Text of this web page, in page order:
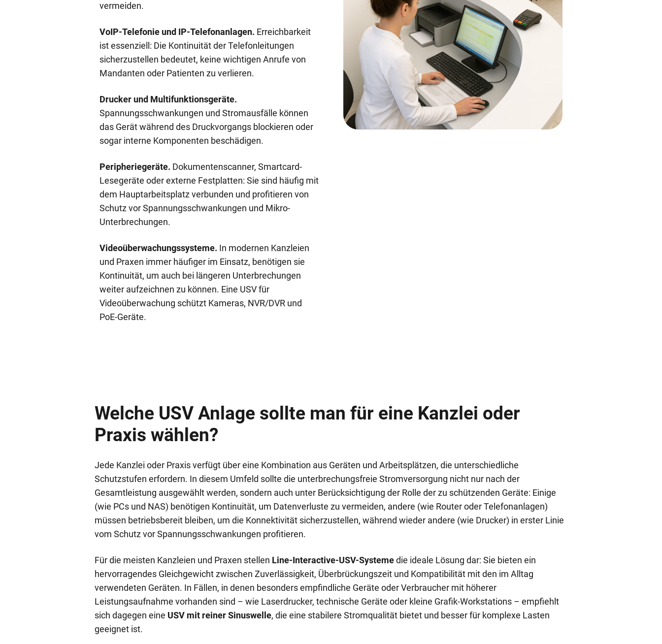
vermeiden.
VoIP-Telefonie und IP-Telefonanlagen. Erreichbarkeit
ist essenziell: Die Kontinuität der Telefonleitungen
sicherzustellen bedeutet, keine wichtigen Anrufe von
Mandanten oder Patienten zu verlieren.
Drucker und Multifunktionsgeräte.
Spannungsschwankungen und Stromausfälle können
das Gerät während des Druckvorgangs blockieren oder
sogar interne Komponenten beschädigen.
Peripheriegeräte. Dokumentenscanner, Smartcard-
Lesegeräte oder externe Festplatten: Sie sind häufig mit
dem Hauptarbeitsplatz verbunden und profitieren von
Schutz vor Spannungsschwankungen und Mikro-
Unterbrechungen.
Videoüberwachungssysteme. In modernen Kanzleien
und Praxen immer häufiger im Einsatz, benötigen sie
Kontinuität, um auch bei längeren Unterbrechungen
weiter aufzeichnen zu können. Eine USV für
Videoüberwachung schützt Kameras, NVR/DVR und
PoE-Geräte.
Welche USV Anlage sollte man für eine Kanzlei oder
Praxis wählen?
Jede Kanzlei oder Praxis verfügt über eine Kombination aus Geräten und Arbeitsplätzen, die unterschiedliche
Schutzstufen erfordern. In diesem Umfeld sollte die unterbrechungsfreie Stromversorgung nicht nur nach der
Gesamtleistung ausgewählt werden, sondern auch unter Berücksichtigung der Rolle der zu schützenden Geräte: Einige
(wie PCs und NAS) benötigen Kontinuität, um Datenverluste zu vermeiden, andere (wie Router oder Telefonanlagen)
müssen betriebsbereit bleiben, um die Konnektivität sicherzustellen, während wieder andere (wie Drucker) in erster Linie
vom Schutz vor Spannungsschwankungen profitieren.
Für die meisten Kanzleien und Praxen stellen Line-Interactive-USV-Systemedie ideale Lösung dar: Sie bieten ein
hervorragendes Gleichgewicht zwischen Zuverlässigkeit, Überbrückungszeit und Kompatibilität mit den im Alltag
verwendeten Geräten. In Fällen, in denen besonders empfindliche Geräte oder Verbraucher mit höherer
Leistungsaufnahme vorhanden sind – wie Laserdrucker, technische Geräte oder kleine Grafik-Workstations – empfiehlt
sich dagegen eine USV mit reiner Sinuswelle, die eine stabilere Stromqualität bietet und besser für komplexe Lasten
geeignet ist.